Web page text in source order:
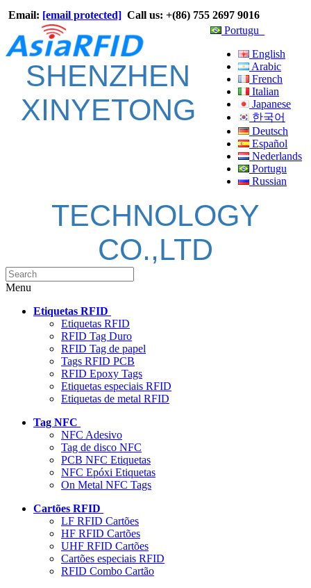
Email: [email protected] Call us: +(86) 755 2697 9016
Portugu
English
Arabic
French
Italian
Japanese
한국어
Deutsch
Español
Nederlands
Portugu
Russian
SHENZHEN
XINYETONG
TECHNOLOGY
CO.,LTD
Menu
Etiquetas RFID
Etiquetas RFID
RFID Tag Duro
RFID Tag de papel
Tags RFID PCB
RFID Epoxy Tags
Etiquetas especiais RFID
Etiquetas de metal RFID
Tag NFC
NFC Adesivo
Tag de disco NFC
PCB NFC Etiquetas
NFC Epóxi Etiquetas
On Metal NFC Tags
Cartões RFID
LF RFID Cartões
HF RFID Cartões
UHF RFID Cartões
Cartões especiais RFID
RFID Combo Cartão